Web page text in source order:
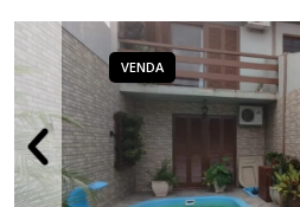
VENDA